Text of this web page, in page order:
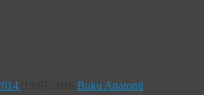
Buku Anatomi